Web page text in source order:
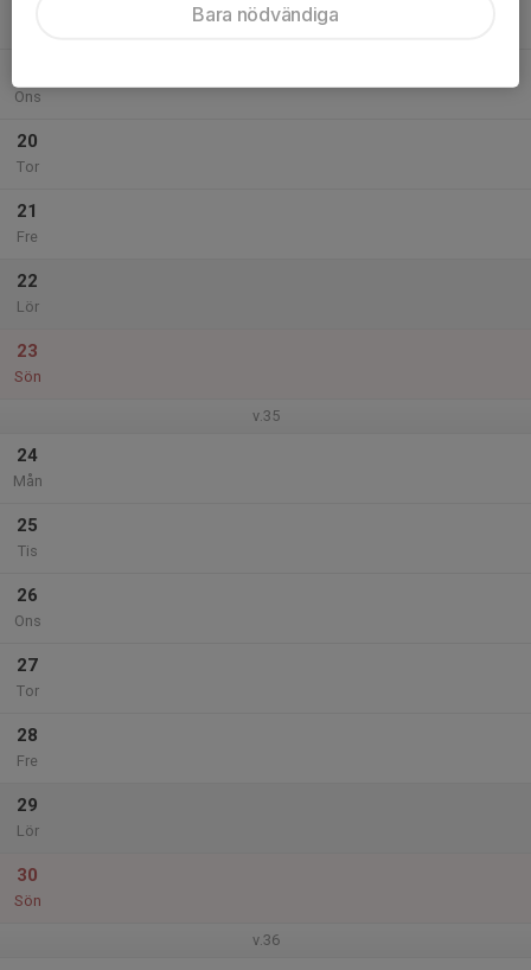
Ons
20
Tor
21
Fre
22
Lör
23
Sön
v.35
24
Mån
25
Tis
26
Ons
27
Tor
28
Fre
29
Lör
30
Sön
v.36
Bara nödvändiga